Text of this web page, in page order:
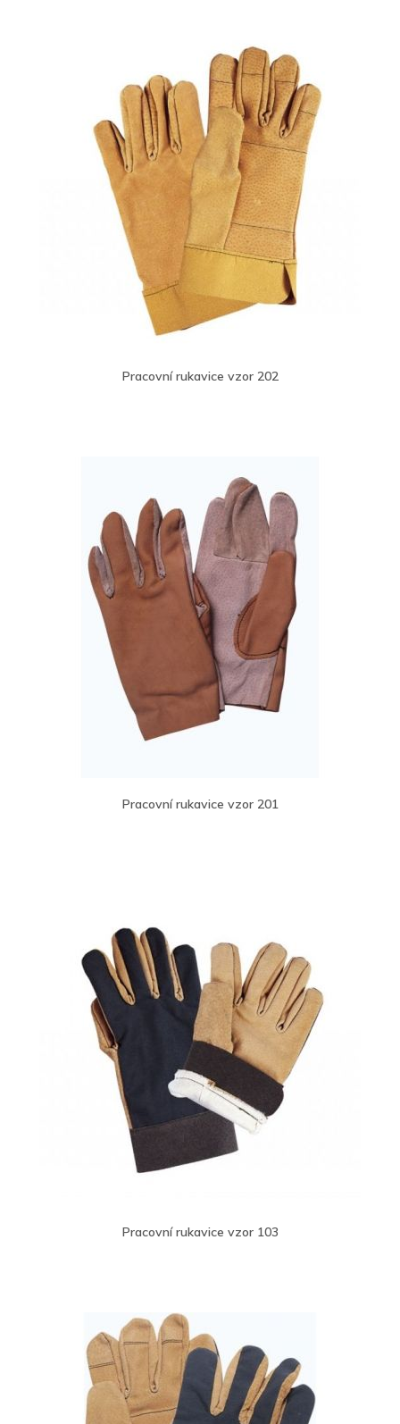
Pracovní rukavice vzor 202
Pracovní rukavice vzor 201
Pracovní rukavice vzor 103